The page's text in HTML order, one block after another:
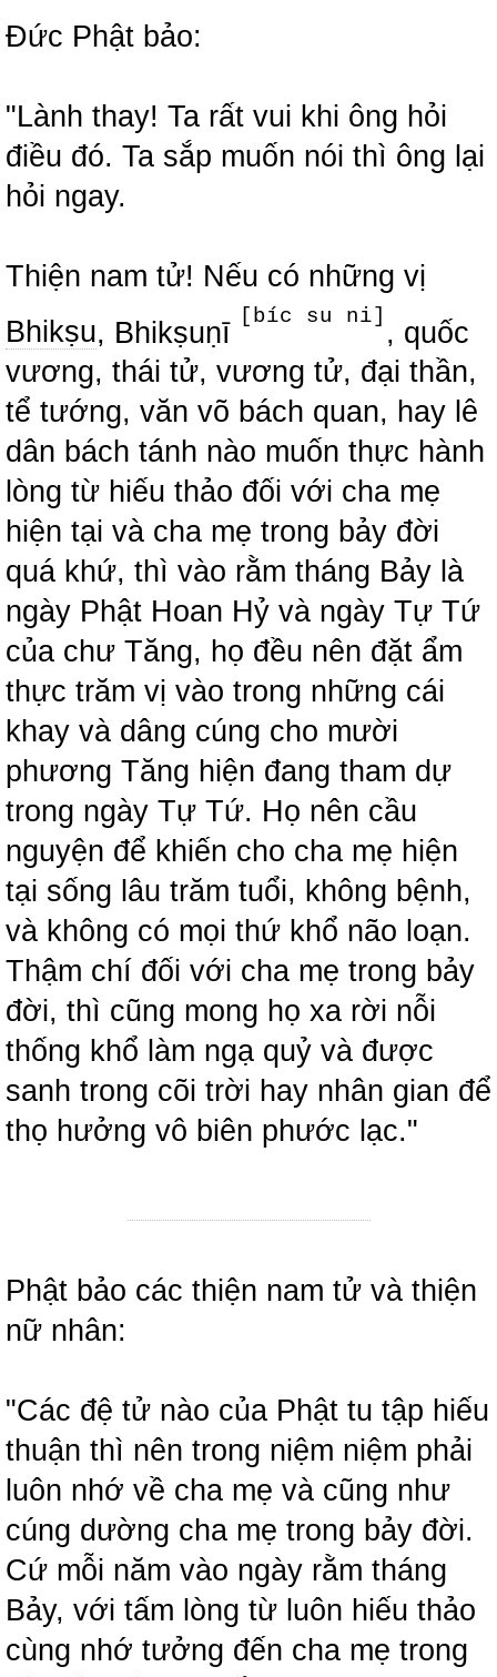
Đức Phật bảo:
"Lành thay! Ta rất vui khi ông hỏi
điều đó. Ta sắp muốn nói thì ông lại
hỏi ngay.
Thiện nam tử! Nếu có những vị
Bhikṣu, Bhikṣuṇī [bíc su ni] , quốc
vương, thái tử, vương tử, đại thần,
tể tướng, văn võ bách quan, hay lê
dân bách tánh nào muốn thực hành
lòng từ hiếu thảo đối với cha mẹ
hiện tại và cha mẹ trong bảy đời
quá khứ, thì vào rằm tháng Bảy là
ngày Phật Hoan Hỷ và ngày Tự Tứ
của chư Tăng, họ đều nên đặt ẩm
thực trăm vị vào trong những cái
khay và dâng cúng cho mười
phương Tăng hiện đang tham dự
trong ngày Tự Tứ. Họ nên cầu
nguyện để khiến cho cha mẹ hiện
tại sống lâu trăm tuổi, không bệnh,
và không có mọi thứ khổ não loạn.
Thậm chí đối với cha mẹ trong bảy
đời, thì cũng mong họ xa rời nỗi
thống khổ làm ngạ quỷ và được
sanh trong cõi trời hay nhân gian để
thọ hưởng vô biên phước lạc."
Phật bảo các thiện nam tử và thiện
nữ nhân:
"Các đệ tử nào của Phật tu tập hiếu
thuận thì nên trong niệm niệm phải
luôn nhớ về cha mẹ và cũng như
cúng dường cha mẹ trong bảy đời.
Cứ mỗi năm vào ngày rằm tháng
Bảy, với tấm lòng từ luôn hiếu thảo
cùng nhớ tưởng đến cha mẹ trong